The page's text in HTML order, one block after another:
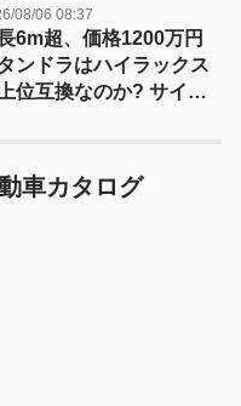
08/06 08:37
6m超、価格1200万円
ンドラはハイラックス
位互換なのか? サイ
い 【新型ハイラックス
比較】
車カタログ